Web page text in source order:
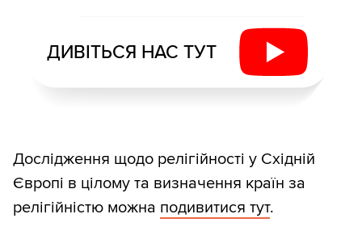
ДИВІТЬСЯ НАС ТУТ
Дослідження щодо релігійності у Східній
Європі в цілому та визначення країн за
релігійністю можна подивитися тут.